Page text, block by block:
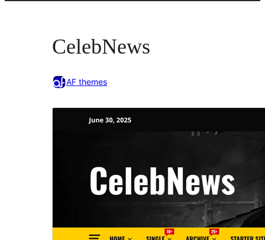
CelebNews
AF themes